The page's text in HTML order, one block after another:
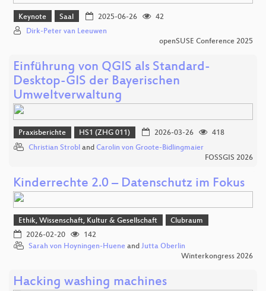
Keynote Saal 2025-06-26
42
Dirk-Peter van Leeuwen
openSUSE Conference 2025
Einführung von QGIS als Standard-
Desktop-GIS der Bayerischen
Umweltverwaltung
Praxisberichte HS1 (ZHG 011) 2026-03-26
418
Christian Strobl and Carolin von Groote-Bidlingmaier
FOSSGIS 2026
Kinderrechte 2.0 – Datenschutz im Fokus
Ethik, Wissenschaft, Kultur & Gesellschaft
Clubraum
2026-02-20
142
Sarah von Hoyningen-Huene and Jutta Oberlin
Winterkongress 2026
Hacking washing machines